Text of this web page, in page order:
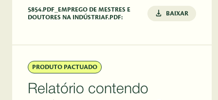
5854.PDF_EMPREGO DE MESTRES E
DOUTORES NA INDÚSTRIAF.PDF:
BAIXAR
PRODUTO PACTUADO
Relatório contendo